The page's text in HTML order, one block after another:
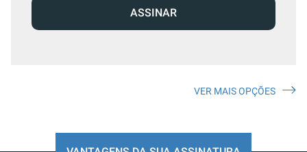
ASSINAR
VER MAIS OPÇÕES